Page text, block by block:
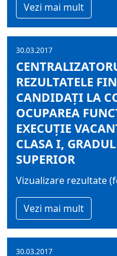
Vezi mai mult
30.03.2017
REZULTATELE
CANDIDAŢI LA
OCUPAREA
EXECUŢIE
CLASA I,
SUPERIOR
Vizualizare rezultate
Vezi mai mult
30.03.2017